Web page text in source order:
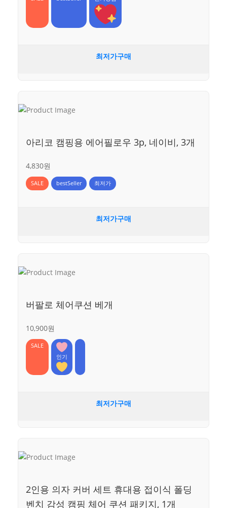
최저가구매
아리코 캠핑용 에어필로우 3p, 네이비, 3개
4,830원
SALE bestSeller 최저가
최저가구매
버팔로 체어쿠션 베개
10,900원
SALE
인기
최저가구매
2인용 의자 커버 세트 휴대용 접이식 폴딩
벤치 감성 캠핑 체어 쿠션 패키지, 1개